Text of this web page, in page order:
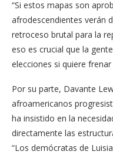
“Si estos mapas son
afrodescendientes verán
retroceso brutal para la
eso es crucial que la
elecciones si quiere
Por su parte, Davante
afroamericanos
ha insistido en la
directamente las
“Los demócratas de